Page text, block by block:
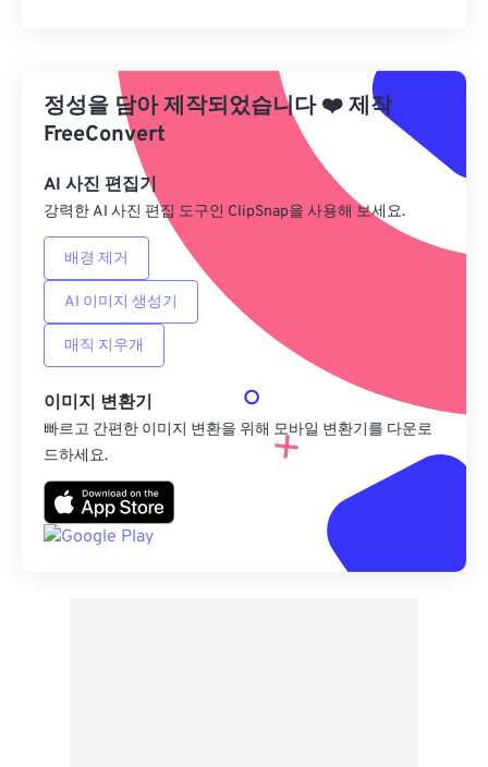
사전 설정에서 적용
사전 설정으로 저장
정성을 담아 제작되었습니다❤️제작
FreeConvert
AI 사진 편집기
강력한 AI 사진 편집 도구인 ClipSnap을 사용해 보세요.
배경 제거
AI 이미지 생성기
매직 지우개
이미지 변환기
빠르고 간편한 이미지 변환을 위해 모바일 변환기를 다운로
드하세요.